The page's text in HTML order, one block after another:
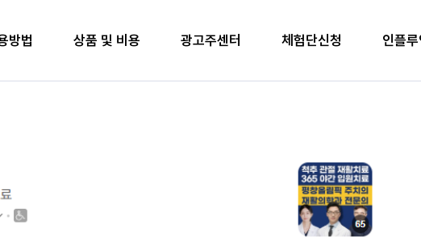
방법 상품 및 비용 광고주센터 체험단신청 인플루